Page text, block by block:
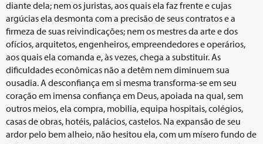
diante dela; nem os juristas, aos quais ela faz frente e cujas
argúcias ela desmonta com a precisão de seus contratos e a
firmeza de suas reivindicações; nem os mestres da arte e dos
ofícios, arquitetos, engenheiros, empreendedores e operários,
aos quais ela comanda e, às vezes, chega a substituir. As
dificuldades econômicas não a detêm nem diminuem sua
ousadia. A desconfiança em si mesma transforma-se em seu
coração em imensa confiança em Deus, apoiada na qual, sem
outros meios, ela compra, mobilia, equipa hospitais, colégios,
casas de obras, hotéis, palácios, castelos. Na expansão de seu
ardor pelo bem alheio, não hesitou ela, com um mísero fundo de